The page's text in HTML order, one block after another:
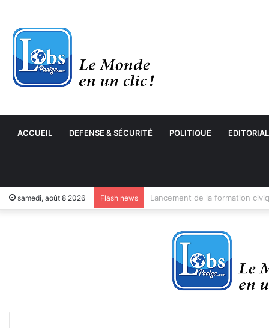
ACCUEIL DEFENSE & SÉCURITÉ POLITIQUE EDITORIAL
samedi, août 8 2026 Flash news